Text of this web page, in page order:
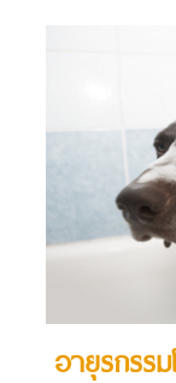
อายุรกรร